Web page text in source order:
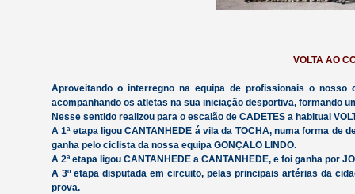
VOLTA AO
Aproveitando o interregno na equipa de profissionais o
acompanhando os atletas na sua iniciação desportiva, formando
Nesse sentido realizou para o escalão de CADETES a habitual
A 1ª etapa ligou CANTANHEDE á vila da TOCHA, numa forma
ganha pelo ciclista da nossa equipa GONÇALO LINDO.
A 2ª etapa ligou CANTANHEDE a CANTANHEDE, e foi ganha por
A 3º etapa disputada em circuito, pelas principais artérias da
prova.